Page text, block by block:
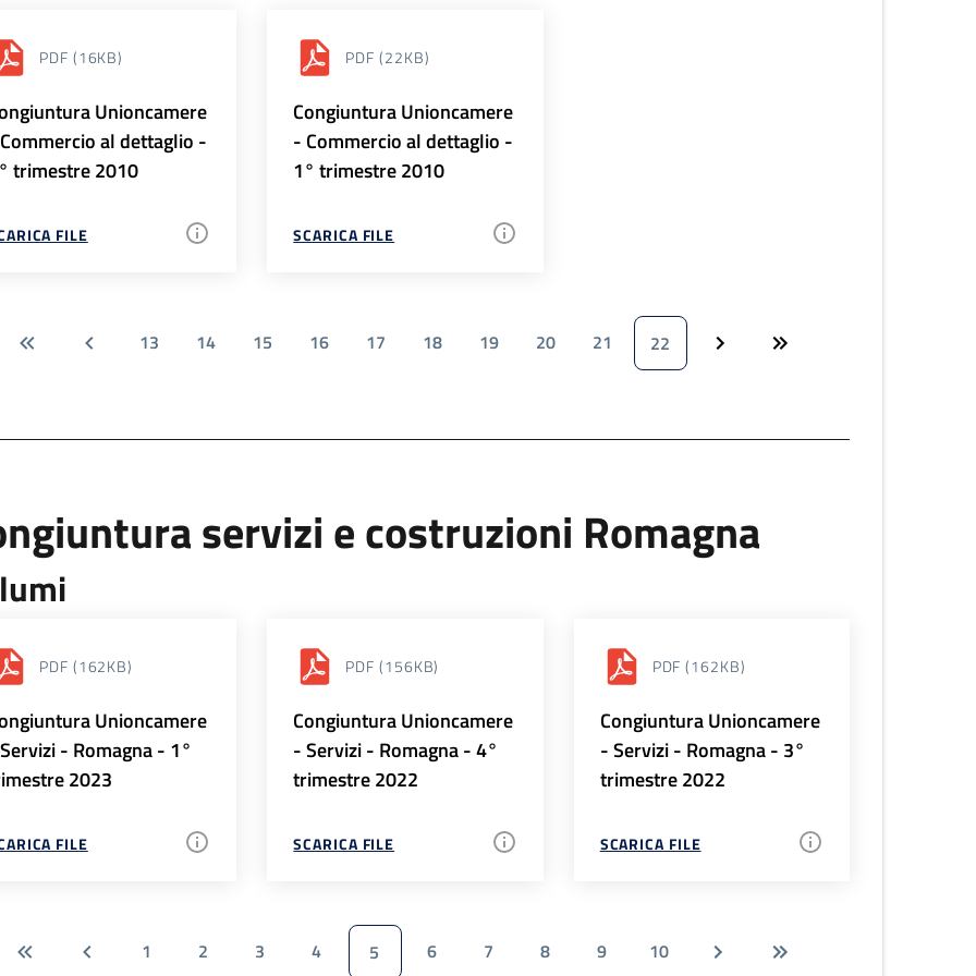
PDF (16KB)
Unioncamere
al dettaglio -
trimestre 2010
FILE
PDF (22KB)
Congiuntura Unioncamere
- Commercio al dettaglio -
1° trimestre 2010
SCARICA FILE
13 14 15 16 17 18 19 20 21 22
servizi e costruzioni Romagna
PDF (162KB)
Unioncamere
- Romagna - 1°
2023
FILE
PDF (156KB)
Congiuntura Unioncamere
- Servizi - Romagna - 4°
trimestre 2022
SCARICA FILE
PDF (162KB)
Congiuntura Unioncamere
- Servizi - Romagna - 3°
trimestre 2022
SCARICA FILE
1 2 3 4 5 6 7 8 9 10